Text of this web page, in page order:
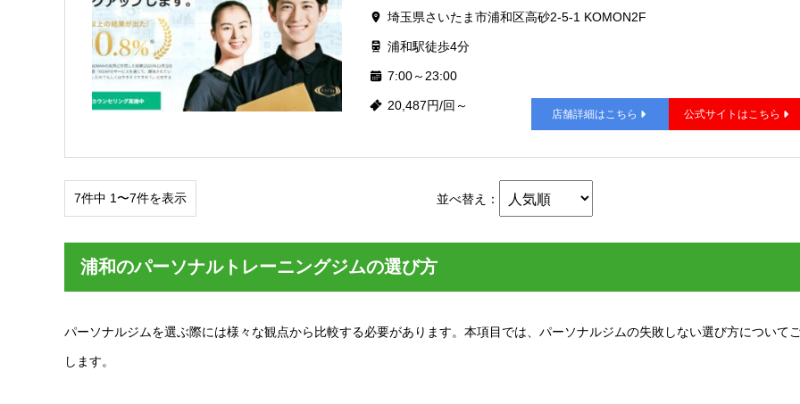
埼玉県さいたま市浦和区高砂2-5-1 KOMON2F
浦和駅徒歩4分
7:00～23:00
20,487円/回～
店舗詳細はこちら 公式サイトはこちら
7件中 1〜7件を表示 並べ替え：
浦和のパーソナルトレーニングジムの選び方
パーソナルジムを選ぶ際には様々な観点から比較する必要があります。本項目では、パーソナルジムの失敗しない選び方について
します。